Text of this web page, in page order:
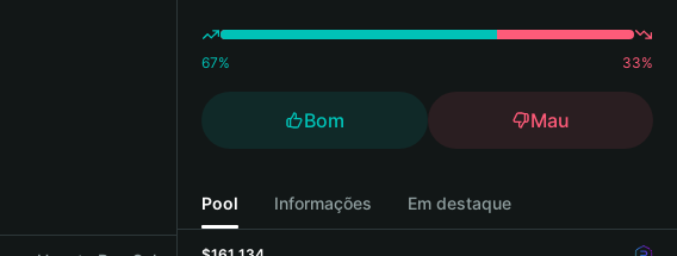
67% 33%
Bom Mau
Pool Informações Em destaque